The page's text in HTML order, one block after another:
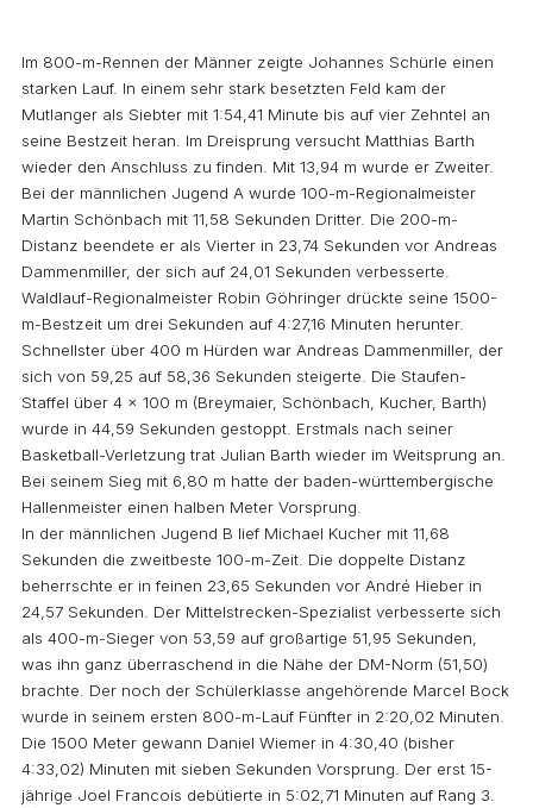
Im 800-m-Rennen der Männer zeigte Johannes Schürle einen
starken Lauf. In einem sehr stark besetzten Feld kam der
Mutlanger als Siebter mit 1:54,41 Minute bis auf vier Zehntel an
seine Bestzeit heran. Im Dreisprung versucht Matthias Barth
wieder den Anschluss zu finden. Mit 13,94 m wurde er Zweiter.
Bei der männlichen Jugend A wurde 100-m-Regionalmeister
Martin Schönbach mit 11,58 Sekunden Dritter. Die 200-m-
Distanz beendete er als Vierter in 23,74 Sekunden vor Andreas
Dammenmiller, der sich auf 24,01 Sekunden verbesserte.
Waldlauf-Regionalmeister Robin Göhringer drückte seine 1500-
m-Bestzeit um drei Sekunden auf 4:27,16 Minuten herunter.
Schnellster über 400 m Hürden war Andreas Dammenmiller, der
sich von 59,25 auf 58,36 Sekunden steigerte. Die Staufen-
Staffel über 4 x 100 m (Breymaier, Schönbach, Kucher, Barth)
wurde in 44,59 Sekunden gestoppt. Erstmals nach seiner
Basketball-Verletzung trat Julian Barth wieder im Weitsprung an.
Bei seinem Sieg mit 6,80 m hatte der baden-württembergische
Hallenmeister einen halben Meter Vorsprung.
In der männlichen Jugend B lief Michael Kucher mit 11,68
Sekunden die zweitbeste 100-m-Zeit. Die doppelte Distanz
beherrschte er in feinen 23,65 Sekunden vor André Hieber in
24,57 Sekunden. Der Mittelstrecken-Spezialist verbesserte sich
als 400-m-Sieger von 53,59 auf großartige 51,95 Sekunden,
was ihn ganz überraschend in die Nähe der DM-Norm (51,50)
brachte. Der noch der Schülerklasse angehörende Marcel Bock
wurde in seinem ersten 800-m-Lauf Fünfter in 2:20,02 Minuten.
Die 1500 Meter gewann Daniel Wiemer in 4:30,40 (bisher
4:33,02) Minuten mit sieben Sekunden Vorsprung. Der erst 15-
jährige Joel Francois debütierte in 5:02,71 Minuten auf Rang 3.